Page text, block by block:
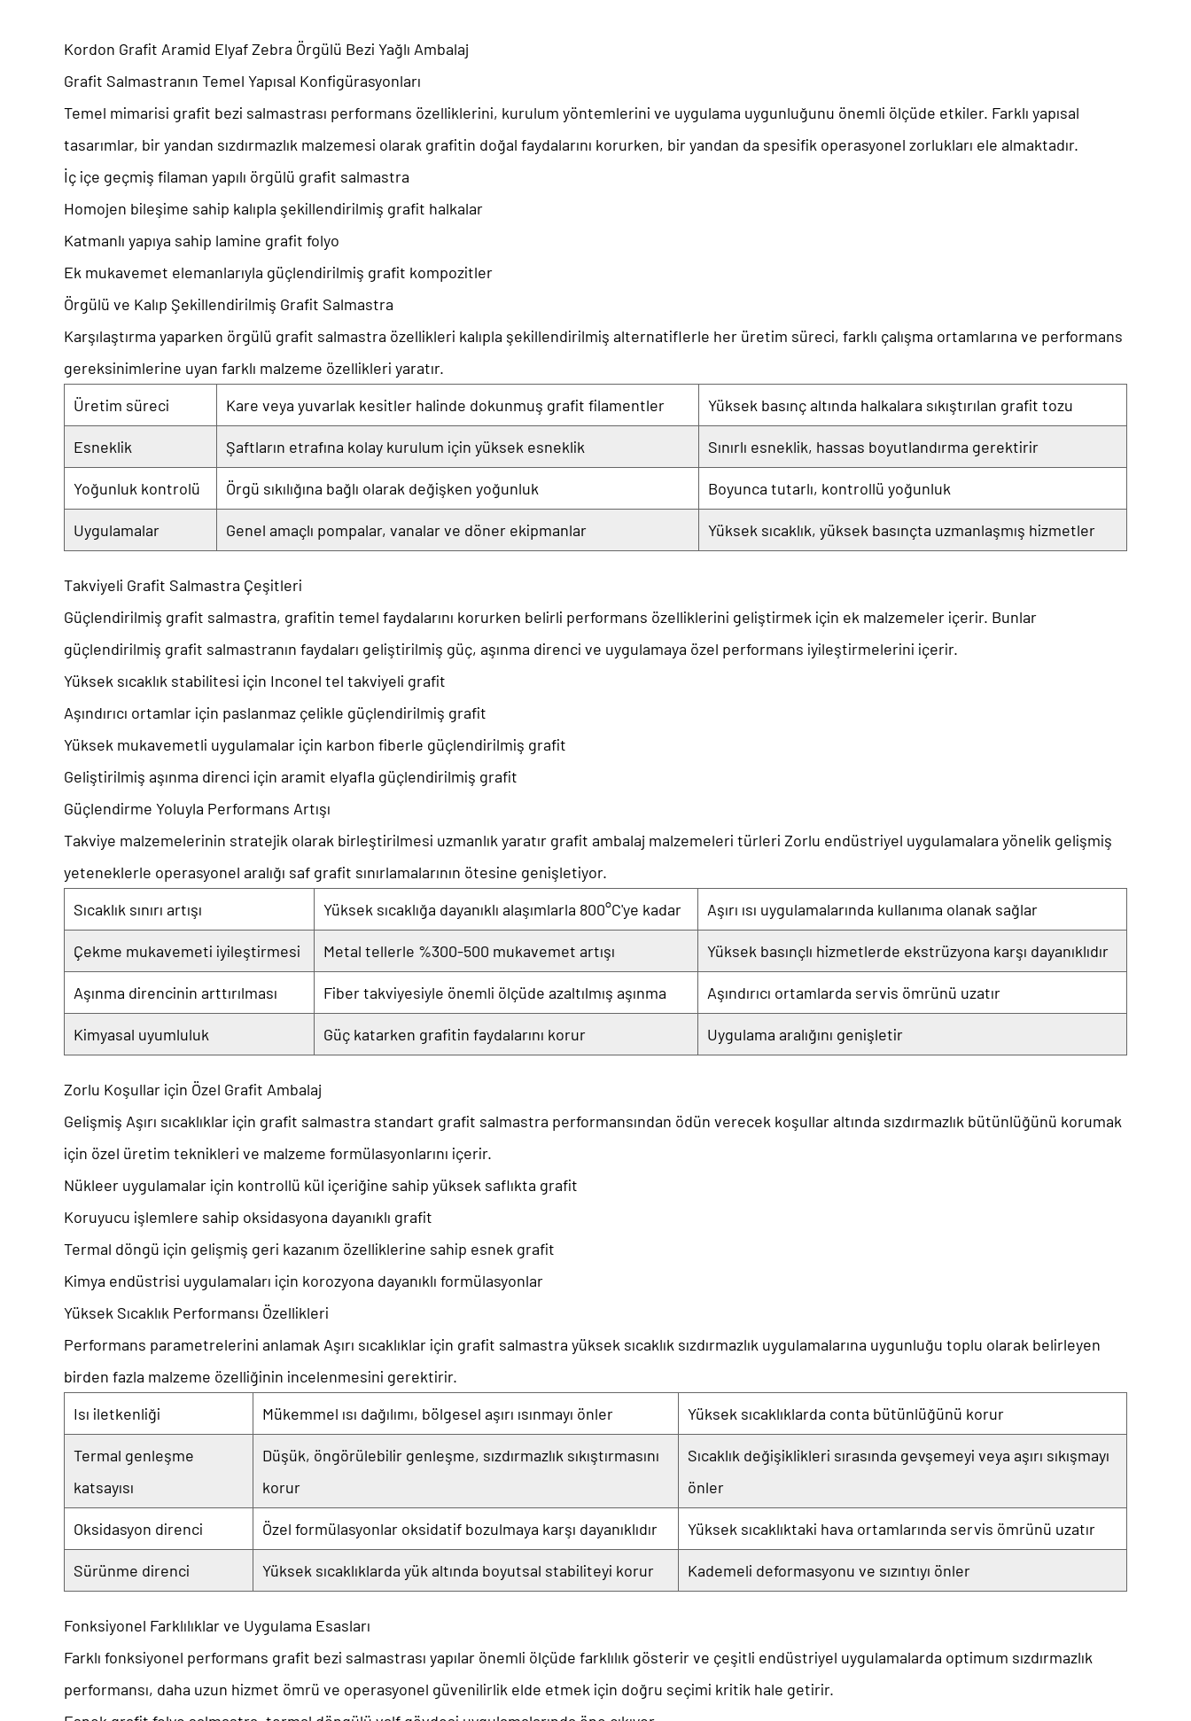
Kordon Grafit Aramid Elyaf Zebra Örgülü Bezi Yağlı Ambalaj
Grafit Salmastranın Temel Yapısal Konfigürasyonları
Temel mimarisi grafit bezi salmastrası performans özelliklerini, kurulum yöntemlerini ve uygulama uygunluğunu önemli ölçüde etkiler. Farklı yapısal
tasarımlar, bir yandan sızdırmazlık malzemesi olarak grafitin doğal faydalarını korurken, bir yandan da spesifik operasyonel zorlukları ele almaktadır.
İç içe geçmiş filaman yapılı örgülü grafit salmastra
Homojen bileşime sahip kalıpla şekillendirilmiş grafit halkalar
Katmanlı yapıya sahip lamine grafit folyo
Ek mukavemet elemanlarıyla güçlendirilmiş grafit kompozitler
Örgülü ve Kalıp Şekillendirilmiş Grafit Salmastra
Karşılaştırma yaparken örgülü grafit salmastra özellikleri kalıpla şekillendirilmiş alternatiflerle her üretim süreci, farklı çalışma ortamlarına ve performans
gereksinimlerine uyan farklı malzeme özellikleri yaratır.
Üretim süreci
Kare veya yuvarlak kesitler halinde dokunmuş grafit filamentler Yüksek basınç altında halkalara sıkıştırılan grafit tozu
Esneklik Şaftların etrafına kolay kurulum için yüksek esneklik Sınırlı esneklik, hassas boyutlandırma gerektirir
Yoğunluk kontrolü Örgü sıkılığına bağlı olarak değişken yoğunluk Boyunca tutarlı, kontrollü yoğunluk
Uygulamalar Genel amaçlı pompalar, vanalar ve döner ekipmanlar Yüksek sıcaklık, yüksek basınçta uzmanlaşmış hizmetler
Takviyeli Grafit Salmastra Çeşitleri
Güçlendirilmiş grafit salmastra, grafitin temel faydalarını korurken belirli performans özelliklerini geliştirmek için ek malzemeler içerir. Bunlar
güçlendirilmiş grafit salmastranın faydaları geliştirilmiş güç, aşınma direnci ve uygulamaya özel performans iyileştirmelerini içerir.
Yüksek sıcaklık stabilitesi için Inconel tel takviyeli grafit
Aşındırıcı ortamlar için paslanmaz çelikle güçlendirilmiş grafit
Yüksek mukavemetli uygulamalar için karbon fiberle güçlendirilmiş grafit
Geliştirilmiş aşınma direnci için aramit elyafla güçlendirilmiş grafit
Güçlendirme Yoluyla Performans Artışı
Takviye malzemelerinin stratejik olarak birleştirilmesi uzmanlık yaratır grafit ambalaj malzemeleri türleri Zorlu endüstriyel uygulamalara yönelik gelişmiş
yeteneklerle operasyonel aralığı saf grafit sınırlamalarının ötesine genişletiyor.
Sıcaklık sınırı artışı
Yüksek sıcaklığa dayanıklı alaşımlarla 800°C'ye kadar Aşırı ısı uygulamalarında kullanıma olanak sağlar
Çekme mukavemeti iyileştirmesi Metal tellerle %300-500 mukavemet artışı Yüksek basınçlı hizmetlerde ekstrüzyona karşı dayanıklıdır
Aşınma direncinin arttırılması Fiber takviyesiyle önemli ölçüde azaltılmış aşınma Aşındırıcı ortamlarda servis ömrünü uzatır
Kimyasal uyumluluk Güç katarken grafitin faydalarını korur Uygulama aralığını genişletir
Zorlu Koşullar için Özel Grafit Ambalaj
Gelişmiş Aşırı sıcaklıklar için grafit salmastra standart grafit salmastra performansından ödün verecek koşullar altında sızdırmazlık bütünlüğünü korumak
için özel üretim teknikleri ve malzeme formülasyonlarını içerir.
Nükleer uygulamalar için kontrollü kül içeriğine sahip yüksek saflıkta grafit
Koruyucu işlemlere sahip oksidasyona dayanıklı grafit
Termal döngü için gelişmiş geri kazanım özelliklerine sahip esnek grafit
Kimya endüstrisi uygulamaları için korozyona dayanıklı formülasyonlar
Yüksek Sıcaklık Performansı Özellikleri
Performans parametrelerini anlamakAşırı sıcaklıklar için grafit salmastra yüksek sıcaklık sızdırmazlık uygulamalarına uygunluğu toplu olarak belirleyen
birden fazla malzeme özelliğinin incelenmesini gerektirir.
Isı iletkenliği
Mükemmel ısı dağılımı, bölgesel aşırı ısınmayı önler Yüksek sıcaklıklarda conta bütünlüğünü korur
Termal genleşme
katsayısı
Düşük, öngörülebilir genleşme, sızdırmazlık sıkıştırmasını
korur
Sıcaklık değişiklikleri sırasında gevşemeyi veya aşırı sıkışmayı
önler
Oksidasyon direnci Özel formülasyonlar oksidatif bozulmaya karşı dayanıklıdır Yüksek sıcaklıktaki hava ortamlarında servis ömrünü uzatır
Sürünme direnci Yüksek sıcaklıklarda yük altında boyutsal stabiliteyi korur Kademeli deformasyonu ve sızıntıyı önler
Fonksiyonel Farklılıklar ve Uygulama Esasları
Farklı fonksiyonel performans grafit bezi salmastrası yapılar önemli ölçüde farklılık gösterir ve çeşitli endüstriyel uygulamalarda optimum sızdırmazlık
performansı, daha uzun hizmet ömrü ve operasyonel güvenilirlik elde etmek için doğru seçimi kritik hale getirir.